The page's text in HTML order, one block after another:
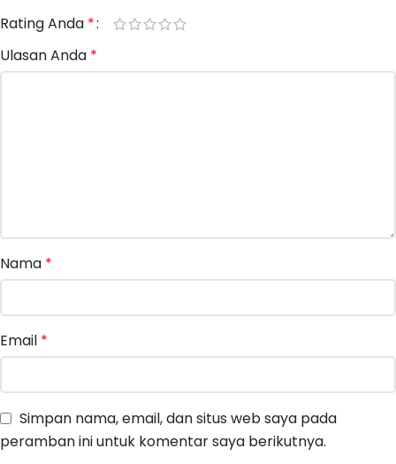
Rating Anda *
Ulasan Anda *
Nama *
Email *
Simpan nama, email, dan situs web saya pada
peramban ini untuk komentar saya berikutnya.